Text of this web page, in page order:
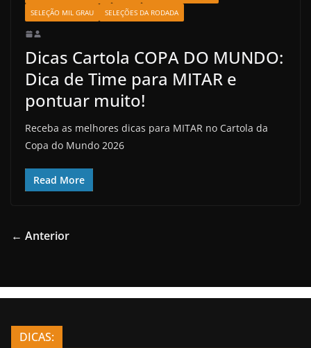
SELEÇÃO MIL GRAU
SELEÇÕES DA RODADA
Dicas Cartola COPA DO MUNDO:
Dica de Time para MITAR e
pontuar muito!
Receba as melhores dicas para MITAR no Cartola da
Copa do Mundo 2026
Read More
← Anterior
DICAS: